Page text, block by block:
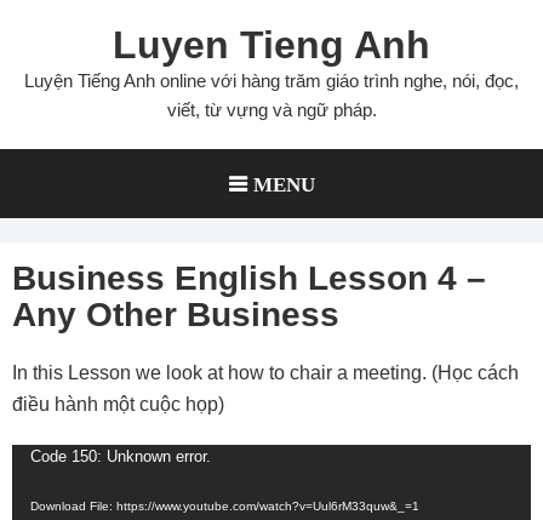
content
Luyen Tieng Anh
Luyện Tiếng Anh online với hàng trăm giáo trình nghe, nói, đọc,
viết, từ vựng và ngữ pháp.
MENU
Business English Lesson 4 –
Any Other Business
In this Lesson we look at how to chair a meeting. (Học cách
điều hành một cuộc họp)
Video
Code 150: Unknown error.
Download File: https://www.youtube.com/watch?v=Uul6rM33quw&_=1